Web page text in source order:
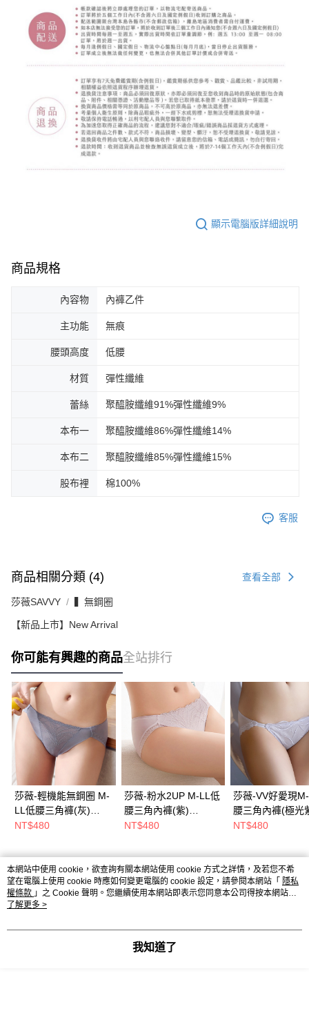
顯示電腦版詳細說明
商品規格
內容物 內褲乙件
主功能 無痕
腰頭高度 低腰
材質 彈性纖維
蕾絲 聚醯胺纖維91%彈性纖維9%
本布一 聚醯胺纖維86%彈性纖維14%
本布二 聚醯胺纖維85%彈性纖維15%
股布裡 棉100%
客服
商品相關分類 (4) 查看全部
莎薇SAVVY ▍無鋼圈
【新品上市】New Arrival
你可能有興趣的商品全站排行
莎薇-輕機能無鋼圈 M-
LL低腰三角褲(灰)
AS2568F6
NT$480
莎薇-粉水2UP M-LL低
腰三角內褲(紫)
AS2595UQ
NT$480
莎薇-VV好愛現
腰三角內褲(極光
AS2536V5
NT$480
熱門標籤
本網站中使用 cookie，欲查詢有關本網站使用 cookie 方式之詳情，及若您不希
望在電腦上使用 cookie 時應如何變更電腦的 cookie 設定，請參閱本網站「 隱私
權條款 」之 Cookie 聲明。您繼續使用本網站即表示您同意本公司得按本網站使
用條款之 Cookie 聲明使用 cookie。
了解更多 >
我知道了